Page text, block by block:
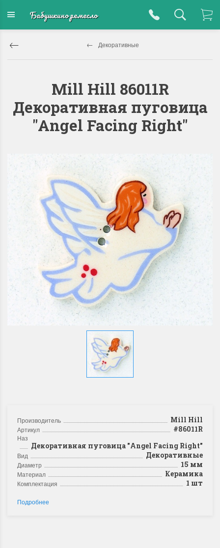
Бабушкино ремесло
Декоративные
Mill Hill 86011R
Декоративная пуговица
"Angel Facing Right"
Производитель Mill Hill
Артикул #86011R
Название
Декоративная пуговица "Angel Facing Right"
Вид Декоративные
Диаметр 15 мм
Материал Керамика
Комплектация 1 шт
Подробнее